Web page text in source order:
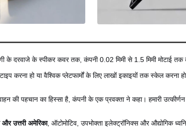
के दरवाजे के स्पीकर कवर तक, कंपनी 0.02 मिमी से 1.5 मिमी मोटाई
करना हो या वैश्विक प्लेटफार्मों के लिए लाखों इकाइयों तक स्केल
की पहचान का हिस्सा है, कंपनी के एक प्रवक्ता ने कहा। हमारी
उत्तरी अमेरिका, ऑटोमोटिव, उपभोक्ता इलेक्ट्रॉनिक्स और औद्योगिक